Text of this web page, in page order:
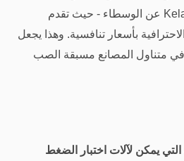
مباشرة، تستغني شركة Kelai عن الوسطاء - حيث تقدم
بأسعار تنافسية. وهذا يجعل
في متناول المصانع مسبقة الصب
يمكن لآلات اختبار الضغط